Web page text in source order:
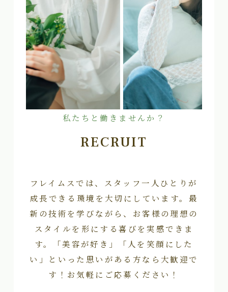
私たちと働きませんか？
RECRUIT
フレイムスでは、スタッフ一人ひとりが
成長できる環境を大切にしています。最
新の技術を学びながら、お客様の理想の
スタイルを形にする喜びを実感できま
す。「美容が好き」「人を笑顔にした
い」といった思いがある方なら大歓迎で
す！お気軽にご応募ください！